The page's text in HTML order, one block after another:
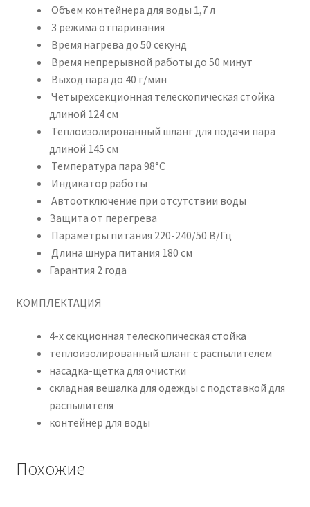
Объем контейнера для воды 1,7 л
3 режима отпаривания
Время нагрева до 50 секунд
Время непрерывной работы до 50 минут
Выход пара до 40 г/мин
Четырехсекционная телескопическая стойка
длиной 124 см
Теплоизолированный шланг для подачи пара
длиной 145 см
Температура пара 98°С
Индикатор работы
Автоотключение при отсутствии воды
Защита от перегрева
Параметры питания 220-240/50 В/Гц
Длина шнура питания 180 см
Гарантия 2 года
КОМПЛЕКТАЦИЯ
4-х секционная телескопическая стойка
теплоизолированный шланг с распылителем
насадка-щетка для очистки
складная вешалка для одежды с подставкой для
распылителя
контейнер для воды
Похожие